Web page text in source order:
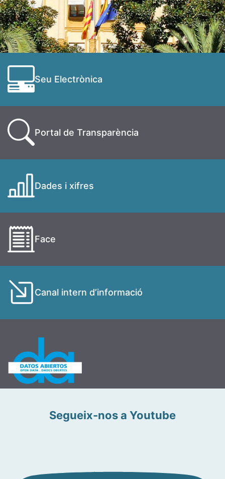
Seu Electrònica
Portal de Transparència
Dades i xifres
Face
Canal intern d’informació
Segueix-nos a Youtube